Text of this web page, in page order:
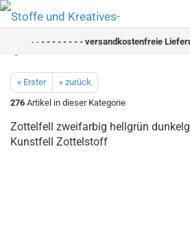
- - - - - - - - versandkostenfreie
« Erster
« zurück
276 Artikel in dieser Kategorie
Zottelfell zweifarbig hellgrün
Kunstfell Zottelstoff